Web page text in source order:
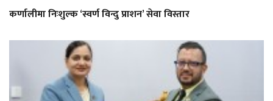
कर्णालीमा निःशुल्क ‘स्वर्ण विन्दु प्राशन’ सेवा विस्तार